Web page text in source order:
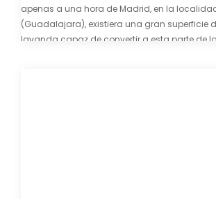
apenas a una hora de Madrid, en la
(Guadalajara), existiera una gran superficie
lavanda capaz de convertir a esta parte de